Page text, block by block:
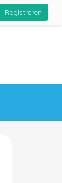
Registreren